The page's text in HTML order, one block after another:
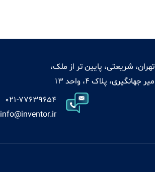
تهران، شریعتی، پایین تر از ملک،
میر جهانگیری، پلاک 4، واحد 13
021-77639654
info@inventor.ir